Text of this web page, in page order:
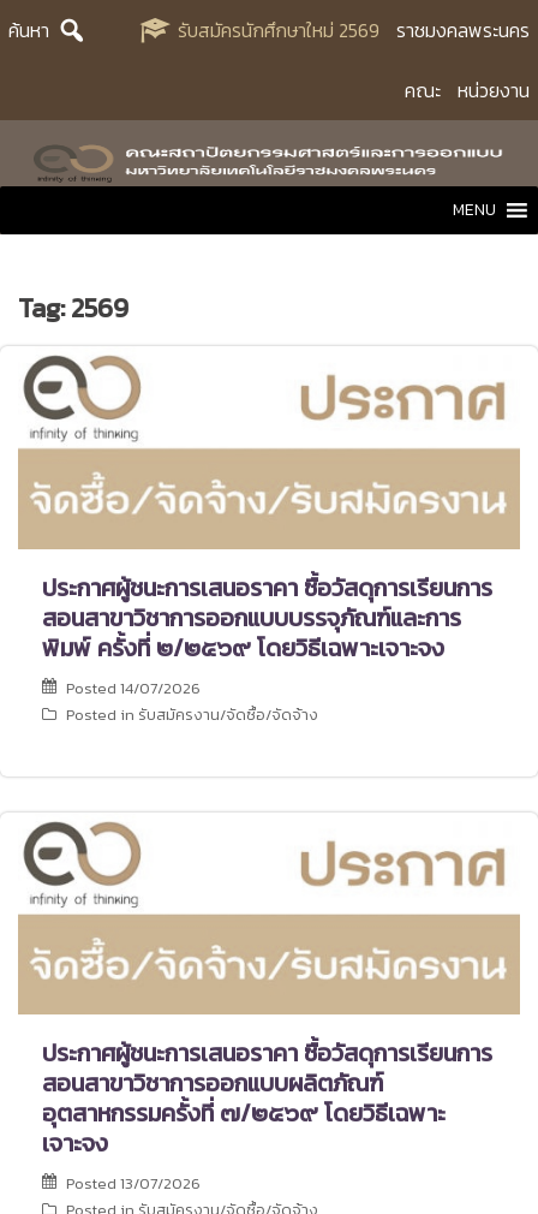
Skipค้นหา รับสมัครนักศึกษาใหม่ 2569 ราชมงคลพระนคร
คณะ หน่วยงาน
MENU
Tag:2569
ประกาศผู้ชนะการเสนอราคา ซื้อวัสดุการเรียนการ
สอนสาขาวิชาการออกแบบบรรจุภัณฑ์และการ
พิมพ์ ครั้งที่ ๒/๒๕๖๙ โดยวิธีเฉพาะเจาะจง
Posted 14/07/2026
Posted in รับสมัครงาน/จัดซื้อ/จัดจ้าง
ประกาศผู้ชนะการเสนอราคา ซื้อวัสดุการเรียนการ
สอนสาขาวิชาการออกแบบผลิตภัณฑ์
อุตสาหกรรมครั้งที่ ๗/๒๕๖๙ โดยวิธีเฉพาะ
เจาะจง
Posted 13/07/2026